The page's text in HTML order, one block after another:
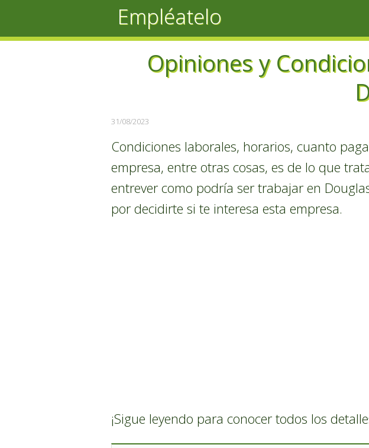
Empléatelo
Opiniones y
31/08/2023
Condiciones laborales, horarios, cuanto
empresa, entre otras cosas, es de lo que
entrever como podría ser trabajar en
por decidirte si te interesa esta empresa.
¡Sigue leyendo para conocer todos los